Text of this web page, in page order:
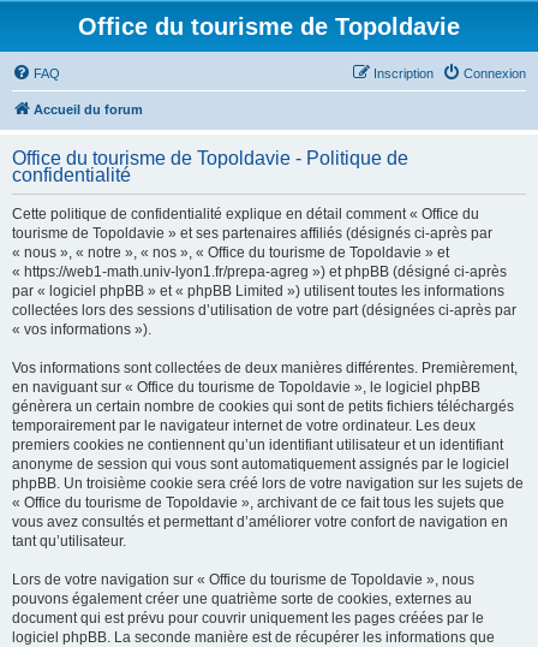
Office du tourisme de Topoldavie
FAQ Connexion
Inscription
Accueil du forum
Office du tourisme de Topoldavie - Politique de
confidentialité
Cette politique de confidentialité explique en détail comment « Office du
tourisme de Topoldavie » et ses partenaires affiliés (désignés ci-après par
« nous », « notre », « nos », « Office du tourisme de Topoldavie » et
« https://web1-math.univ-lyon1.fr/prepa-agreg ») et phpBB (désigné ci-après
par « logiciel phpBB » et « phpBB Limited ») utilisent toutes les informations
collectées lors des sessions d’utilisation de votre part (désignées ci-après par
« vos informations »).
Vos informations sont collectées de deux manières différentes. Premièrement,
en naviguant sur « Office du tourisme de Topoldavie », le logiciel phpBB
génèrera un certain nombre de cookies qui sont de petits fichiers téléchargés
temporairement par le navigateur internet de votre ordinateur. Les deux
premiers cookies ne contiennent qu’un identifiant utilisateur et un identifiant
anonyme de session qui vous sont automatiquement assignés par le logiciel
phpBB. Un troisième cookie sera créé lors de votre navigation sur les sujets de
« Office du tourisme de Topoldavie », archivant de ce fait tous les sujets que
vous avez consultés et permettant d’améliorer votre confort de navigation en
tant qu’utilisateur.
Lors de votre navigation sur « Office du tourisme de Topoldavie », nous
pouvons également créer une quatrième sorte de cookies, externes au
document qui est prévu pour couvrir uniquement les pages créées par le
logiciel phpBB. La seconde manière est de récupérer les informations que